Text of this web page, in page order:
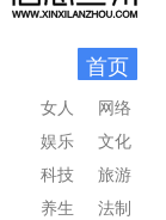
首页
网络
文化
旅游
法制
女人
娱乐
科技
养生